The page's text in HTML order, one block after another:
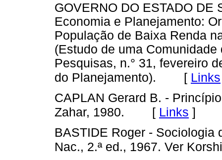
GOVERNO DO ESTADO DE
Economia e Planejamento:
População de Baixa Renda
(Estudo de uma
Pesquisas, n.° 31, fevereiro
do Planejamento). [ Links
CAPLAN Gerard B. -
Zahar, 1980. [ Links ]
BASTIDE Roger - Sociologia
Nac., 2.ª ed., 1967. Ver